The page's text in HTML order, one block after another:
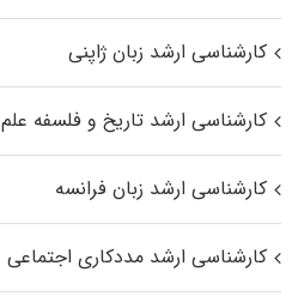
کارشناسی ارشد زبان ژاپنی
کارشناسی ارشد تاریخ و فلسفه علم
کارشناسی ارشد زبان فرانسه
کارشناسی ارشد مددکاری اجتماعی